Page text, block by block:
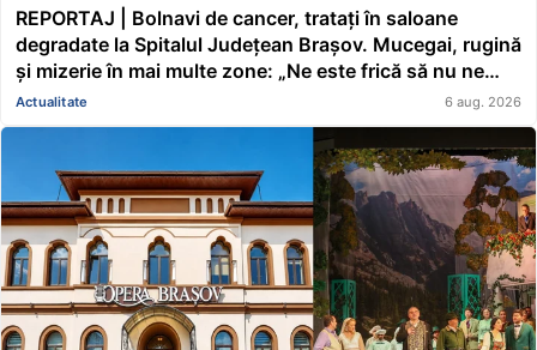
REPORTAJ | Bolnavi de cancer, tratați în saloane
degradate la Spitalul Județean Brașov. Mucegai, rugină
și mizerie în mai multe zone: „Ne este frică să nu ne
cadă tavanul în cap” FOTO/VIDEO
Actualitate 6 aug. 2026